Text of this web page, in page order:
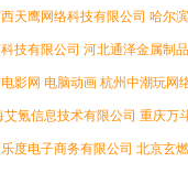
天鹰网络科技有限公司 哈尔
技有限公司 河北通泽金属制
影网 电脑动画 杭州中潮玩网
艾氪信息技术有限公司 重庆万
度电子商务有限公司 北京玄